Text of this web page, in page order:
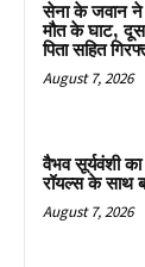
सेना के जवान ने
मौत के घाट,
पिता सहित
August 7, 2026
वैभव सूर्यवंशी
रॉयल्स के साथ
August 7, 2026